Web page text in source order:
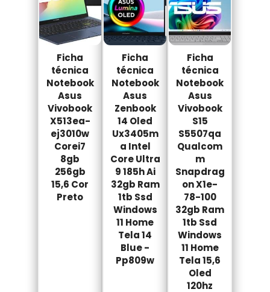
Ficha
técnica
Notebook
Asus
Vivobook
X513ea-
ej3010w
Corei7
8gb
256gb
15,6 Cor
Preto
Ficha
técnica
Notebook
Asus
Zenbook
14 Oled
Ux3405m
a Intel
Core Ultra
9 185h Ai
32gb Ram
1tb Ssd
Windows
11 Home
Tela 14
Blue -
Pp809w
Ficha
técnica
Notebook
Asus
Vivobook
S15
S5507qa
Qualcom
m
Snapdrag
on X1e-
78-100
32gb Ram
1tb Ssd
Windows
11 Home
Tela 15,6
Oled
120hz